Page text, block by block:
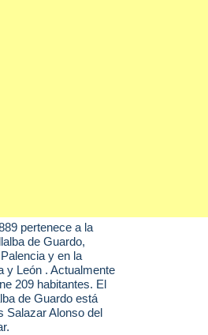
pertenece a la
de Guardo,
y en la
y León . Actualmente
209 habitantes. El
de Guardo está
Salazar Alonso del